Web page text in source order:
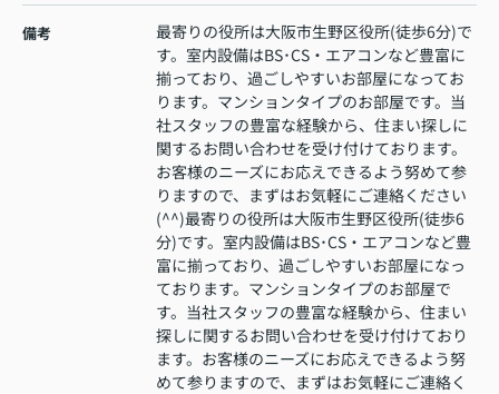
備考
最寄りの役所は大阪市生野区役所(徒歩6分)で
す。室内設備はBS･CS・エアコンなど豊富に
揃っており、過ごしやすいお部屋になってお
ります。マンションタイプのお部屋です。当
社スタッフの豊富な経験から、住まい探しに
関するお問い合わせを受け付けております。
お客様のニーズにお応えできるよう努めて参
りますので、まずはお気軽にご連絡ください
(^^)最寄りの役所は大阪市生野区役所(徒歩6
分)です。室内設備はBS･CS・エアコンなど豊
富に揃っており、過ごしやすいお部屋になっ
ております。マンションタイプのお部屋で
す。当社スタッフの豊富な経験から、住まい
探しに関するお問い合わせを受け付けており
ます。お客様のニーズにお応えできるよう努
めて参りますので、まずはお気軽にご連絡く